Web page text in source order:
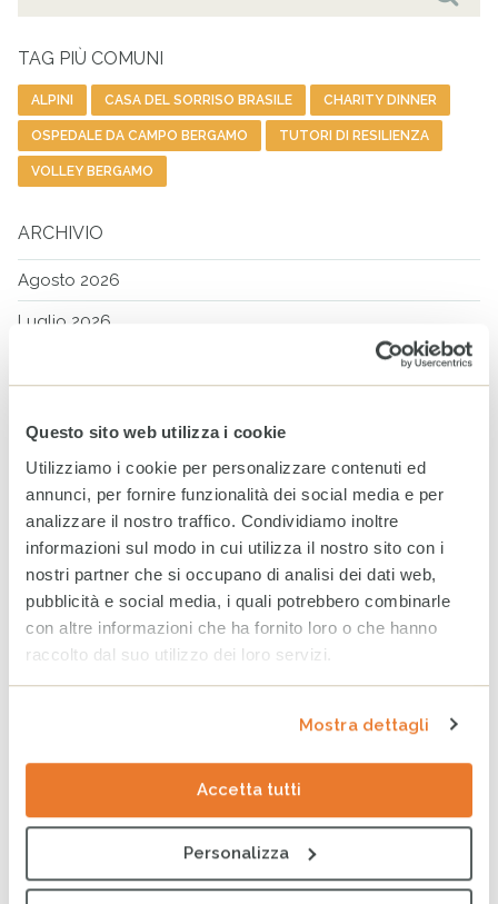
Questo sito web utilizza i cookie
Utilizziamo i cookie per personalizzare contenuti ed
annunci, per fornire funzionalità dei social media e per
analizzare il nostro traffico. Condividiamo inoltre
informazioni sul modo in cui utilizza il nostro sito con i
nostri partner che si occupano di analisi dei dati web,
pubblicità e social media, i quali potrebbero combinarle
con altre informazioni che ha fornito loro o che hanno
raccolto dal suo utilizzo dei loro servizi.
Mostra dettagli
Accetta tutti
Personalizza
TAG PIÙ COMUNI
ALPINI CASA DEL SORRISO BRASILE CHARITY DINNER
OSPEDALE DA CAMPO BERGAMO TUTORI DI RESILIENZA
VOLLEY BERGAMO
ARCHIVIO
Agosto 2026
Luglio 2026
Aprile 2026
Marzo 2026
ARCHIVIO
2025 2024 2023
Dicembre
Novembre
Settembre
Agosto
Giugno